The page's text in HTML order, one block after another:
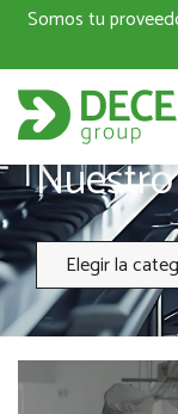
Somos tu